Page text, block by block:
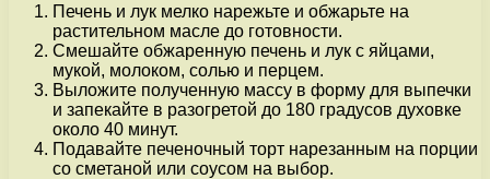
Печень и лук мелко нарежьте и обжарьте на
растительном масле до готовности.
Смешайте обжаренную печень и лук с яйцами,
мукой, молоком, солью и перцем.
Выложите полученную массу в форму для выпечки
и запекайте в разогретой до 180 градусов духовке
около 40 минут.
Подавайте печеночный торт нарезанным на порции
со сметаной или соусом на выбор.